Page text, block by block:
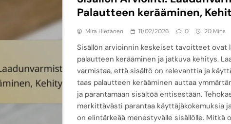
Palautteen kerääminen,
Mira Hietanen 11/02/2026 0 20 Mins
Sisällön arvioinnin keskeiset tavoitteet ovat
palautteen kerääminen ja jatkuva kehitys.
varmistaa, että sisältö on relevanttia ja
taas palautteen kerääminen auttaa
ja parantamaan sisältöä entisestään.
merkittävästi parantaa käyttäjäkokemuksia
on elintärkeää menestyvälle sisällölle. Mitkä